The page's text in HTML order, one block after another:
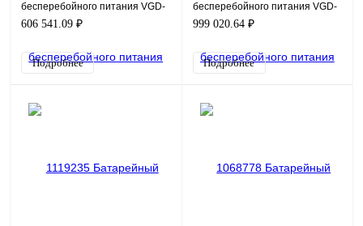
бесперебойного питания VGD-
II-45R33 (Empty modular cabibet)
606 541.09 ₽
Подробнее
бесперебойного питания VGD-
II-90R33 (Empty modular cabibet)
999 020.64 ₽
Подробнее